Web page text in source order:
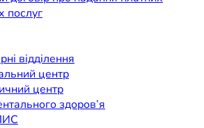
послуг
відділення
центр
центр
здоров’я